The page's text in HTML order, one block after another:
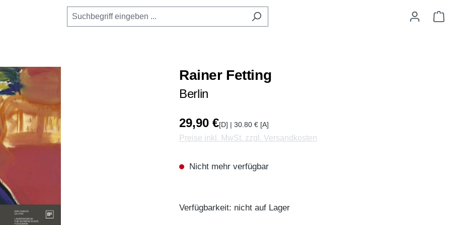
Rainer Fetting
Berlin
29,90 €[D] | 30.80 € [A]
Preise inkl. MwSt. zzgl. Versandkosten
Nicht mehr verfügbar
Verfügbarkeit: nicht auf Lager